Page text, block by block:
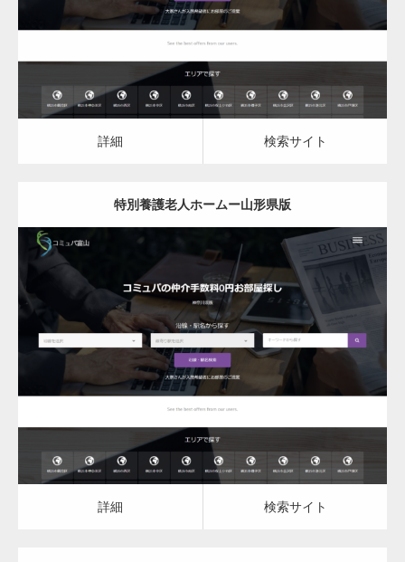
詳細 検索サイト
詳細 検索サイト
特別養護老人ホームー山形県版
更新日： 2023.03.09
特別養護老人ホーム
詳細 検索サイト
詳細 検索サイト
変幻自在、あらゆる業種に対応可能な新しい
カスタム投稿タイプ実…